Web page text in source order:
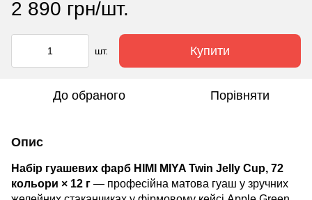
2 890 грн/шт.
шт. Купити
До обраного Порівняти
Опис
Набір гуашевих фарб HIMI MIYA Twin Jelly Cup, 72
кольори × 12 г — професійна матова гуаш у зручних